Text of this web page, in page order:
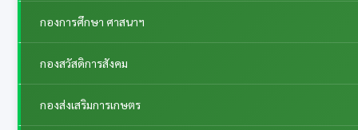
กองการศึกษา ศาสนาฯ
กองสวัสดิการสังคม
กองส่งเสริมการเกษตร